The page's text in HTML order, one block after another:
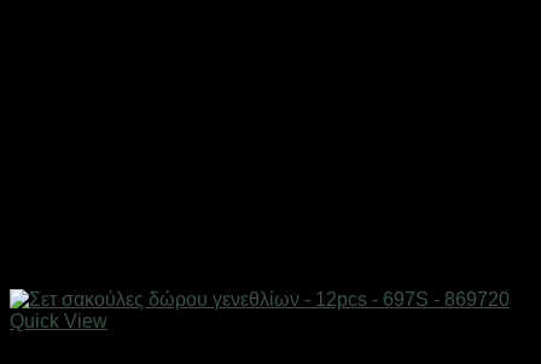
Quick View